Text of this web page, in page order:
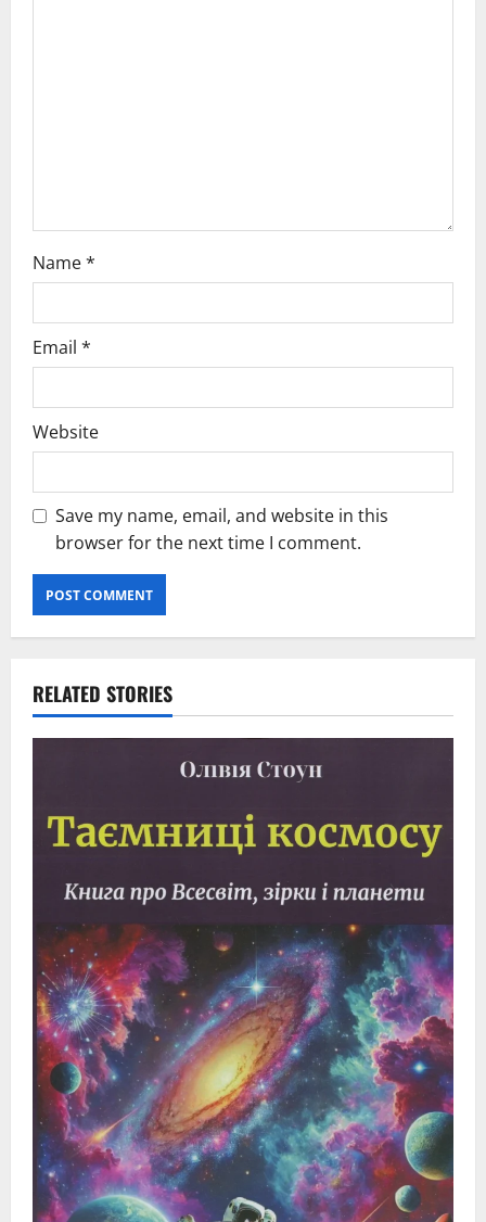
Name*
Email *
Website
Save my name, email, and website in this
browser for the next time I comment.
RELATED STORIES